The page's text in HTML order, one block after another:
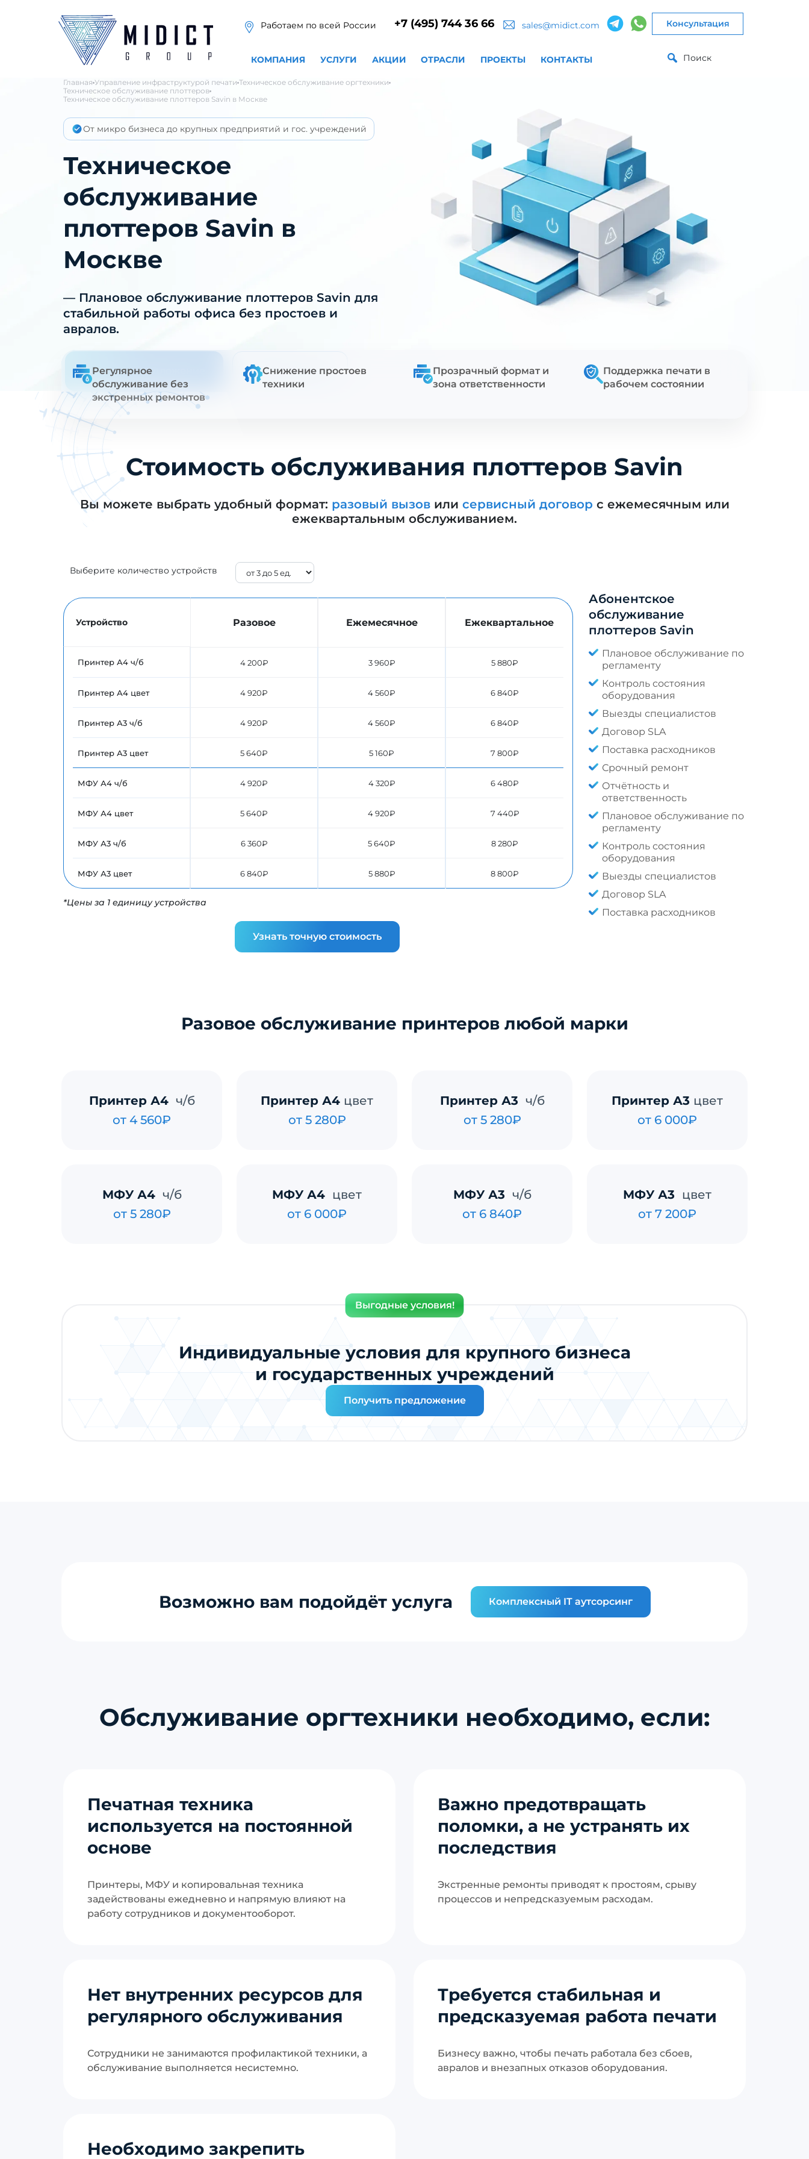
Работаем по всей России +7 (495) 744 36 66 sales@midict.com Консультация
КОМПАНИЯ УСЛУГИ АКЦИИ ОТРАСЛИ ПРОЕКТЫ КОНТАКТЫ Поиск
Главная Управление инфраструктурой печати Техническое обслуживание оргтехники
Техническое обслуживание плоттеров
Техническое обслуживание плоттеров Savin в Москве
От микро бизнеса до крупных предприятий и гос. учреждений
Техническое
обслуживание
плоттеров Savin в
Москве
— Плановое обслуживание плоттеров Savin для
стабильной работы офиса без простоев и
авралов.
Получить предложение Смотреть цены
Регулярное
обслуживание без
экстренных ремонтов
Снижение простоев
техники
Прозрачный формат и
зона ответственности
Поддержка печати в
рабочем состоянии
Стоимость обслуживания плоттеров Savin
Вы можете выбрать удобный формат: разовый вызовили сервисный договор с ежемесячным или
ежеквартальным обслуживанием.
Выберите количество устройств
Устройство
Принтер А4 ч/б
Принтер А4 цвет
Принтер А3 ч/б
Принтер А3 цвет
МФУ А4 ч/б
МФУ А4 цвет
МФУ А3 ч/б
МФУ А3 цвет
Разовое
4 200₽
4 920₽
4 920₽
5 640₽
4 920₽
5 640₽
6 360₽
6 840₽
Ежемесячное
3 960₽
4 560₽
4 560₽
5 160₽
4 320₽
4 920₽
5 640₽
5 880₽
Ежеквартальное
5 880₽
6 840₽
6 840₽
7 800₽
6 480₽
7 440₽
8 280₽
8 800₽
*Цены за 1 единицу устройства
Узнать точную стоимость
Абонентское
обслуживание
плоттеров Savin
Плановое обслуживание по
регламенту
Контроль состояния
оборудования
Выезды специалистов
Договор SLA
Поставка расходников
Срочный ремонт
Отчётность и
ответственность
Плановое обслуживание по
регламенту
Контроль состояния
оборудования
Выезды специалистов
Договор SLA
Поставка расходников
Разовое обслуживание принтеров любой марки
Принтер А4 ч/б
от 4 560₽
Принтер А4 цвет
от 5 280₽
Принтер А3 ч/б
от 5 280₽
Принтер А3 цвет
от 6 000₽
МФУ А4 ч/б
от 5 280₽
МФУ А4 цвет
от 6 000₽
МФУ А3 ч/б
от 6 840₽
МФУ А3 цвет
от 7 200₽
Выгодные условия!
Индивидуальные условия для крупного бизнеса
и государственных учреждений
Получить предложение
Возможно вам подойдёт услуга Комплексный IT аутсорсинг
Обслуживание оргтехники необходимо, если:
Печатная техника
используется на постоянной
основе
Принтеры, МФУ и копировальная техника
задействованы ежедневно и напрямую влияют на
работу сотрудников и документооборот.
Важно предотвращать
поломки, а не устранять их
последствия
Экстренные ремонты приводят к простоям, срыву
процессов и непредсказуемым расходам.
Нет внутренних ресурсов для
регулярного обслуживания
Сотрудники не занимаются профилактикой техники, а
обслуживание выполняется несистемно.
Требуется стабильная и
предсказуемая работа печати
Бизнесу важно, чтобы печать работала без сбоев,
авралов и внезапных отказов оборудования.
Необходимо закрепить